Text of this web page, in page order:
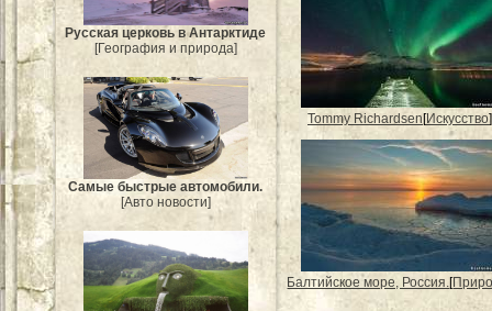
Русская церковь в Антарктиде
[География и природа]
Самые быстрые автомобили.
[Авто новости]
Tommy Richardsen [Искусство]
Балтийское море, Россия.[